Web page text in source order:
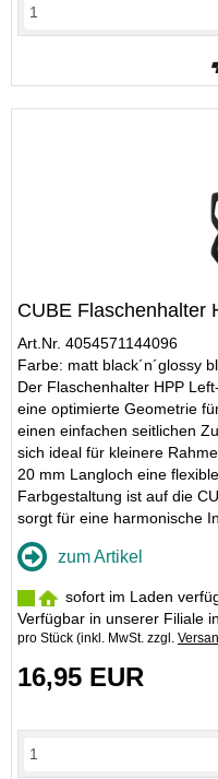
CUBE Flaschenhalter
Art.Nr. 4054571144096
Farbe: matt black´n´glossy
Der Flaschenhalter HPP
eine optimierte Geometrie
einen einfachen seitlichen
sich ideal für kleinere
20 mm Langloch eine
Farbgestaltung ist auf die
sorgt für eine harmonische
zum Artikel
sofort im Laden
Verfügbar in unserer Filiale
pro Stück (inkl. MwSt. zzgl.
16,95 EUR